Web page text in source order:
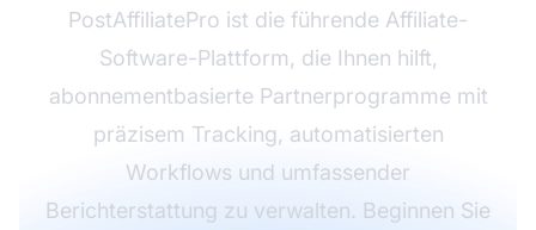
PostAffiliatePro ist die führende Affiliate-
Software-Plattform, die Ihnen hilft,
abonnementbasierte Partnerprogramme mit
präzisem Tracking, automatisierten
Workflows und umfassender
Berichterstattung zu verwalten. Beginnen Sie